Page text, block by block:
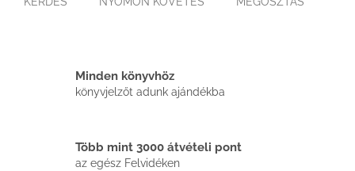
Minden könyvhöz
könyvjelzőt adunk ajándékba
Több mint 3000 átvételi pont
az egész Felvidéken